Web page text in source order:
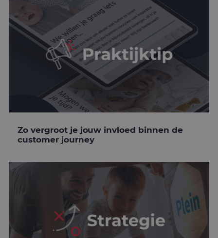
Zo vergroot je jouw invloed binnen de
customer journey